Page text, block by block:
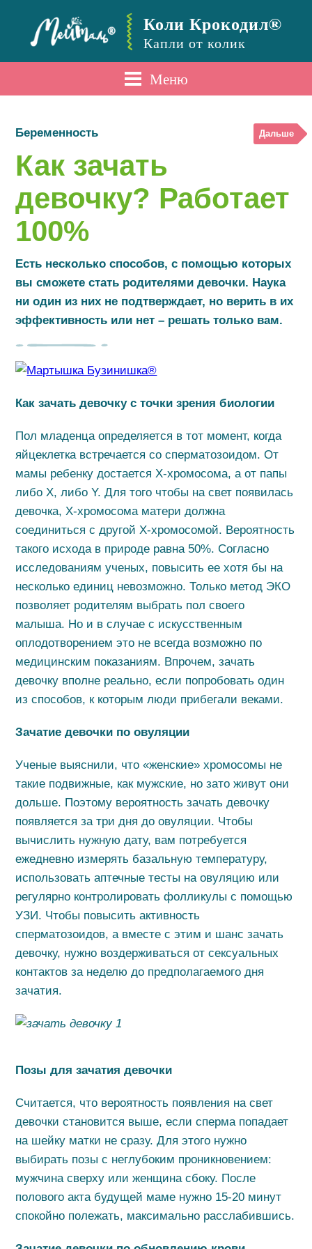
Коли Крокодил®
Капли от колик
Меню
Беременность Дальше
Как зачать
девочку? Работает
100%
Есть несколько способов, с помощью которых
вы сможете стать родителями девочки. Наука
ни один из них не подтверждает, но верить в их
эффективность или нет – решать только вам.
Как зачать девочку с точки зрения биологии
Пол младенца определяется в тот момент, когда
яйцеклетка встречается со сперматозоидом. От
мамы ребенку достается Х-хромосома, а от папы
либо Х, либо Y. Для того чтобы на свет появилась
девочка, Х-хромосома матери должна
соединиться с другой Х-хромосомой. Вероятность
такого исхода в природе равна 50%. Согласно
исследованиям ученых, повысить ее хотя бы на
несколько единиц невозможно. Только метод ЭКО
позволяет родителям выбрать пол своего
малыша. Но и в случае с искусственным
оплодотворением это не всегда возможно по
медицинским показаниям. Впрочем, зачать
девочку вполне реально, если попробовать один
из способов, к которым люди прибегали веками.
Зачатие девочки по овуляции
Ученые выяснили, что «женские» хромосомы не
такие подвижные, как мужские, но зато живут они
дольше. Поэтому вероятность зачать девочку
появляется за три дня до овуляции. Чтобы
вычислить нужную дату, вам потребуется
ежедневно измерять базальную температуру,
использовать аптечные тесты на овуляцию или
регулярно контролировать фолликулы с помощью
УЗИ. Чтобы повысить активность
сперматозоидов, а вместе с этим и шанс зачать
девочку, нужно воздерживаться от сексуальных
контактов за неделю до предполагаемого дня
зачатия.
Позы для зачатия девочки
Считается, что вероятность появления на свет
девочки становится выше, если сперма попадает
на шейку матки не сразу. Для этого нужно
выбирать позы с неглубоким проникновением:
мужчина сверху или женщина сбоку. После
полового акта будущей маме нужно 15-20 минут
спокойно полежать, максимально расслабившись.